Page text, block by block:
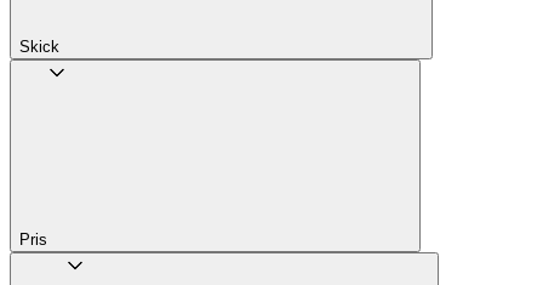
Skick
Pris